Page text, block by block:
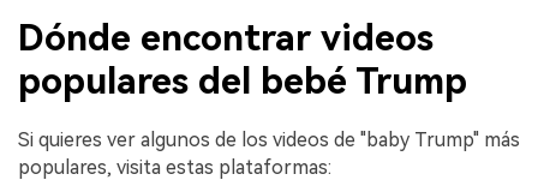
Dónde encontrar videos
populares del bebé Trump
Si quieres ver algunos de los videos de "baby Trump" más
populares, visita estas plataformas: